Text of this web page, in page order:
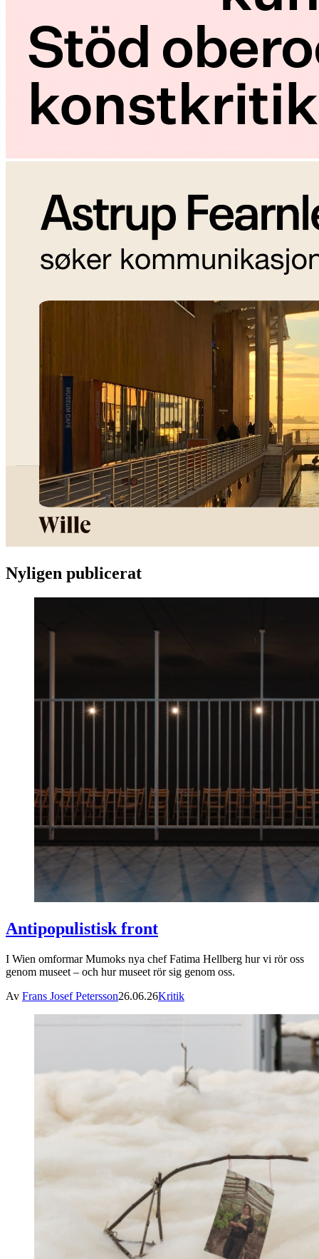
Nyligen publicerat
Antipopulistisk front
I Wien omformar Mumoks nya chef Fatima Hellberg hur vi rör oss
genom museet – och hur museet rör sig genom oss.
Av Frans Josef Petersson26.06.26Kritik